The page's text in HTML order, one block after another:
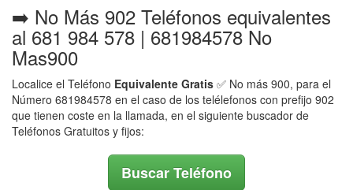
➡️ No Más 902 Teléfonos equivalentes
al 681 984 578 | 681984578 No
Mas900
Localice el Teléfono Equivalente Gratis ✅ No más 900, para el
Número 681984578 en el caso de los telélefonos con prefijo 902
que tienen coste en la llamada, en el siguiente buscador de
Teléfonos Gratuitos y fijos:
Buscar Teléfono